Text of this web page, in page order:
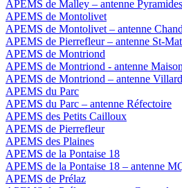
APEMS de Malley – antenne Pyramides
APEMS de Montolivet
APEMS de Montolivet – antenne
APEMS de Pierrefleur – antenne St-
APEMS de Montriond
APEMS de Montriond - antenne
APEMS de Montriond – antenne Villard
APEMS du Parc
APEMS du Parc – antenne Réfectoire
APEMS des Petits Cailloux
APEMS de Pierrefleur
APEMS des Plaines
APEMS de la Pontaise 18
APEMS de la Pontaise 18 – antenne
APEMS de Prélaz